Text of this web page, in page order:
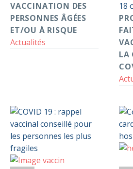
et/ou
à
risque
VACCINATION DES
PERSONNES ÂGÉES
ET/OU À RISQUE
Actualités
la
et
19
18
LA